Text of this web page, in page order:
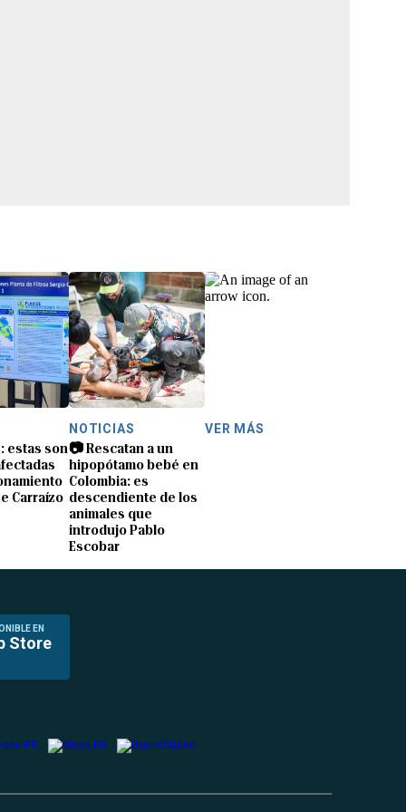
estas son
Carraízo
NOTICIAS
📷 Rescatan a un
hipopótamo bebé en
Colombia: es
descendiente de los
animales que
introdujo Pablo
Escobar
VER MÁS
EN
Store